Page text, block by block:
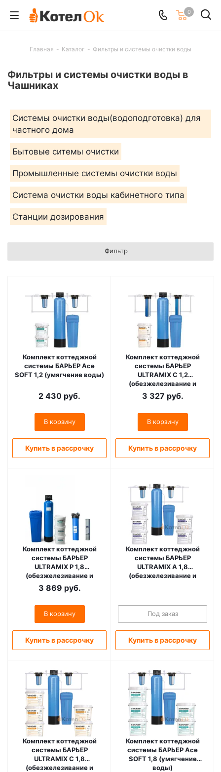
0
Главная - Каталог - Фильтры и системы очистки воды
Фильтры и системы очистки воды в
Чашниках
Системы очистки воды(водоподготовка) для
частного дома
Бытовые ситемы очистки
Промышленные системы очистки воды
Система очистки воды кабинетного типа
Станции дозирования
Фильтр
Комплект коттеджной
системы БАРЬЕР Ace
SOFT 1,2 (умягчение воды)
2 430 руб.
В корзину
Купить в рассрочку
Комплект коттеджной
системы БАРЬЕР
ULTRAMIX C 1,2
(обезжелезивание и
умягчение воды)
3 327 руб.
В корзину
Купить в рассрочку
Комплект коттеджной
системы БАРЬЕР
ULTRAMIX P 1,8
(обезжелезивание и
умягчение воды)
3 869 руб.
В корзину
Купить в рассрочку
Комплект коттеджной
системы БАРЬЕР
ULTRAMIX A 1,8
(обезжелезивание и
Под заказ
Купить в рассрочку
Комплект коттеджной
системы БАРЬЕР
ULTRAMIX C 1,8
(обезжелезивание и
Комплект коттеджной
системы БАРЬЕР Ace
SOFT 1,8 (умягчение
воды)